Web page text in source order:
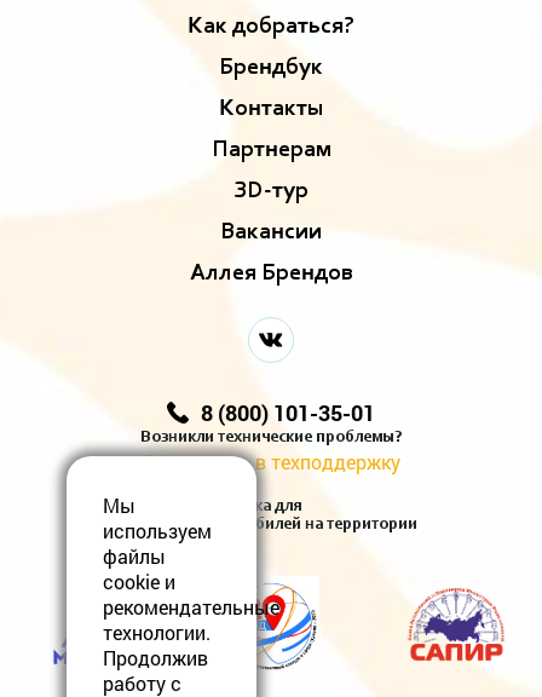
Как добраться?
Брендбук
Контакты
Партнерам
ЗD-тур
Вакансии
Аллея Брендов
8 (800) 101-35-01
Возникли технические проблемы?
Обратитесь в техподдержку
Есть зарядка для
электромобилей на территории
Мы
используем
файлы
cookie и
рекомендательные
технологии.
Продолжив
работу с